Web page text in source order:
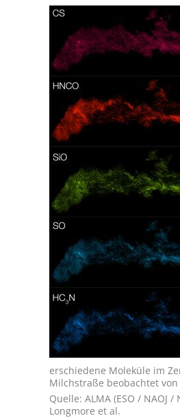
erschiedene Moleküle im
Milchstraße beobachtet von
Quelle: ALMA (ESO / NAOJ /
Longmore et al.